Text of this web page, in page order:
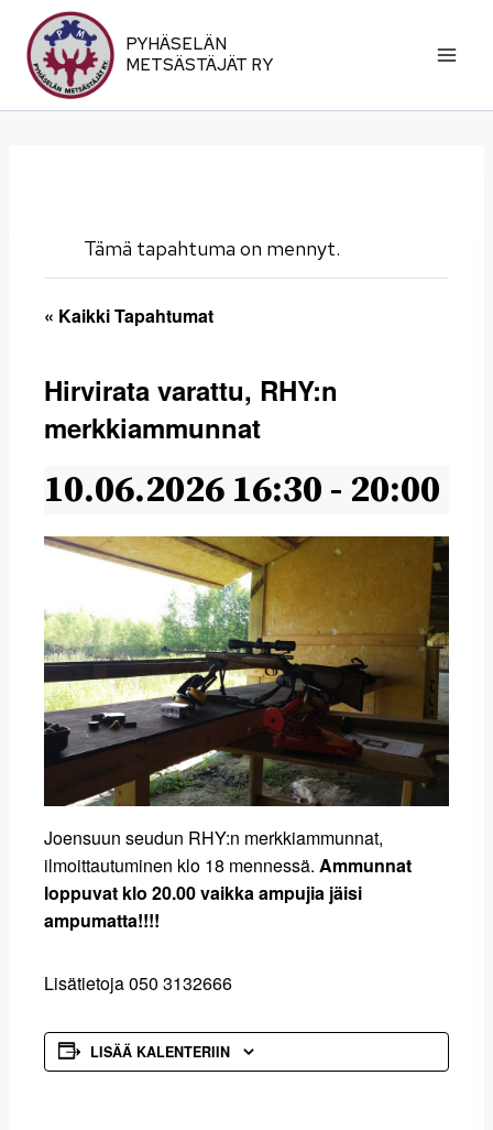
sisältöön
PYHÄSELÄN
METSÄSTÄJÄT RY
Tämä tapahtuma on mennyt.
« Kaikki Tapahtumat
Hirvirata varattu, RHY:n
merkkiammunnat
10.06.2026 16:30 - 20:00
Joensuun seudun RHY:n merkkiammunnat,
ilmoittautuminen klo 18 mennessä. Ammunnat
loppuvat klo 20.00 vaikka ampujia jäisi
ampumatta!!!!
Lisätietoja 050 3132666
LISÄÄ KALENTERIIN